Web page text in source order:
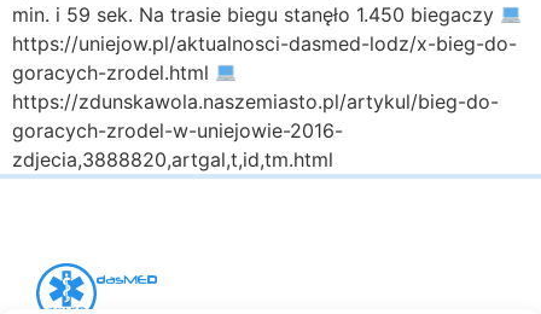
min. i 59 sek. Na trasie biegu stanęło 1.450 biegaczy
https://uniejow.pl/aktualnosci-dasmed-lodz/x-bieg-do-
goracych-zrodel.html
https://zdunskawola.naszemiasto.pl/artykul/bieg-do-
goracych-zrodel-w-uniejowie-2016-
zdjecia,3888820,artgal,t,id,tm.html